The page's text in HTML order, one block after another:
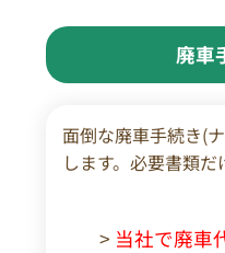
廃車
面倒な廃車手続き(
します。必要書類だ
> 当社で廃車